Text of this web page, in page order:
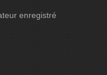
enregistré